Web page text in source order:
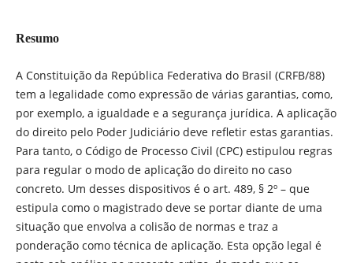
Resumo
A Constituição da República Federativa do Brasil (CRFB/88)
tem a legalidade como expressão de várias garantias, como,
por exemplo, a igualdade e a segurança jurídica. A aplicação
do direito pelo Poder Judiciário deve refletir estas garantias.
Para tanto, o Código de Processo Civil (CPC) estipulou regras
para regular o modo de aplicação do direito no caso
concreto. Um desses dispositivos é o art. 489, § 2º – que
estipula como o magistrado deve se portar diante de uma
situação que envolva a colisão de normas e traz a
ponderação como técnica de aplicação. Esta opção legal é